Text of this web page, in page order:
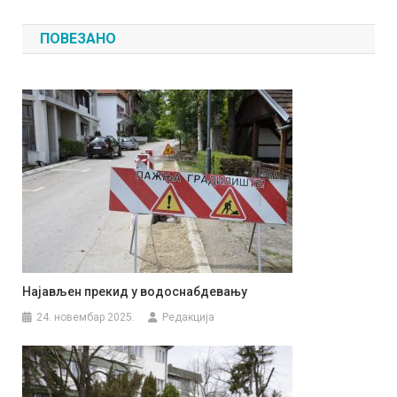
чланка
ПОВЕЗАНО
Најављен прекид у водоснабдевању
24. новембар 2025. Редакција